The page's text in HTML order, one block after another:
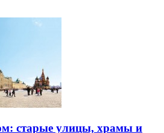
старые улицы, храмы и